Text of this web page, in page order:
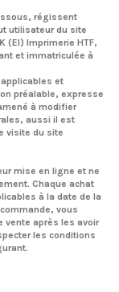
régissent
utilisateur du site
(EI) Imprimerie HTF,
et immatriculée à
et
préalable, expresse
à modifier
aussi il est
visite du site
mise en ligne et ne
Chaque achat
à la date de la
vous
vente après les avoir
les conditions